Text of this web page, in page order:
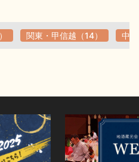
関東・甲信越（14） 中